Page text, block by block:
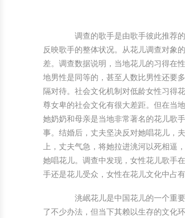
调查的歌手是由歌手彼此推荐的
反映歌手的整体状况。从花儿调查对象
差。调查数据说明，当地花儿的习得在
地男性是同等的，甚至人数比男性还要
隔对待。社会文化机制对低龄女性习得
尊女卑的社会文化有很大差距。但在当
她奶奶和母亲是当地非常著名的花儿歌
事。结婚后，丈夫坚决反对她唱花儿，
上，丈夫气急，将她拉进洮河以死相逼
她唱花儿。调查中发现，女性花儿歌手
手还是花儿受众，女性在花儿文化中占
洮岷花儿是中国花儿的一个重要
了不少办法，但当下其赖以生存的文化